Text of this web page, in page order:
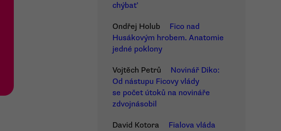
chýbať
Ondřej Holub
Fico nad
Husákovým hrobem. Anatomie
jedné poklony
Vojtěch Petrů
Novinář Diko:
Od nástupu Ficovy vlády
se počet útoků na novináře
zdvojnásobil
David Kotora
Fialova vláda